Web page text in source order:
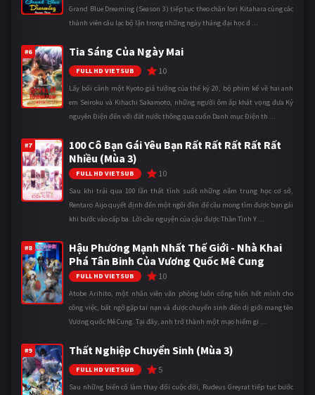
Grand Blue Dreaming (Season 3) tiếp tục theo chân Iori Kitahara cùng các
thành viên câu lạc bộ lặn trong những ngày tháng đại học đ ...
#6 Tia Sáng Của Ngày Mai
FULL HD VIETSUB 10
Lấy bối cảnh một Kyoto giả tưởng của thế kỷ 20, bộ phim kể về hai anh
em Seiroku và Kihachi Sakamoto, những người ôm ấp khát vọng đưa Kỷ
nguyên Điện đến với đất nước thông qua cuốn Danh mục Điện th ...
#7
100 Cô Bạn Gái Yêu Bạn Rất Rất Rất Rất Rất
Nhiều (Mùa 3)
FULL HD VIETSUB 10
Sau khi trải qua 100 lần thất tình suốt những năm trung học cơ sở,
Rentaro Aijo quyết định đến một ngôi đền để cầu mong tìm được bạn gái
khi bước vào cấp ba. Lời cầu nguyện của cậu được Thần Tình Y ...
#8
Hậu Phương Mạnh Nhất Thế Giới - Nhà Khai
Phá Tân Binh Của Vương Quốc Mê Cung
FULL HD VIETSUB 10
Atobe Arihito, một nhân viên văn phòng luôn cống hiến hết mình cho
công việc, bất ngờ gặp tai nạn và được chuyển sinh đến dị giới mang tên
Vương quốc Mê Cung. Tại đây, anh trở thành một mạo hiểm gi ...
#9 Thất Nghiệp Chuyển Sinh (Mùa 3)
FULL HD VIETSUB 5
Sau những biến cố làm thay đổi cuộc đời, Rudeus Greyrat tiếp tục bước